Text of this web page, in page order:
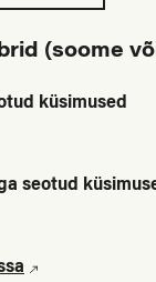
(soome
küsimused
seotud